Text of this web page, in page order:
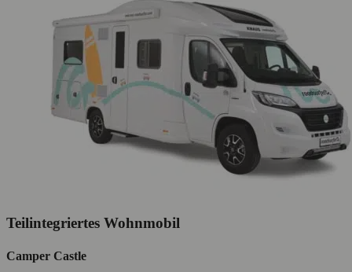
Teilintegriertes Wohnmobil
Camper Castle